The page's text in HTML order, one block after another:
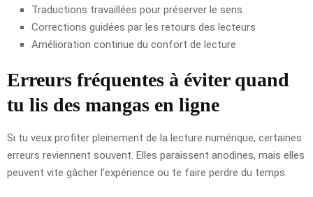
Traductions travaillées pour préserver le sens
Corrections guidées par les retours des lecteurs
Amélioration continue du confort de lecture
Erreurs fréquentes à éviter quand
tu lis des mangas en ligne
Si tu veux profiter pleinement de la lecture numérique, certaines
erreurs reviennent souvent. Elles paraissent anodines, mais elles
peuvent vite gâcher l’expérience ou te faire perdre du temps.